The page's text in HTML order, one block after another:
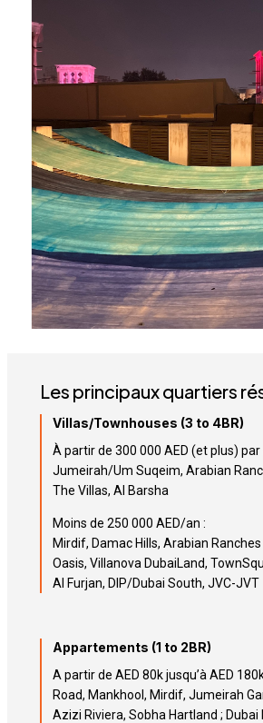
Les principaux quartiers
Villas/Townhouses (3 to 4BR)
À partir de 300 000 AED (et plus) par
Jumeirah/Um Suqeim, Arabian
The Villas, Al Barsha
Moins de 250 000 AED/an :
Mirdif, Damac Hills, Arabian
Oasis, Villanova DubaiLand,
Al Furjan, DIP/Dubai South, JVC-JVT
Appartements (1 to 2BR)
A partir de AED 80k jusqu’à AED
Road, Mankhool, Mirdif, Jumeirah
Azizi Riviera, Sobha Hartland ; Dubai